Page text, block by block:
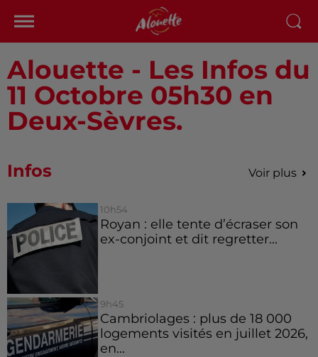
Alouette - Les Infos du
11 Octobre 05h30 en
Deux-Sèvres.
Infos Voir plus
10h54
Royan : elle tente d’écraser son
ex-conjoint et dit regretter...
9h45
Cambriolages : plus de 18 000
logements visités en juillet 2026,
en...